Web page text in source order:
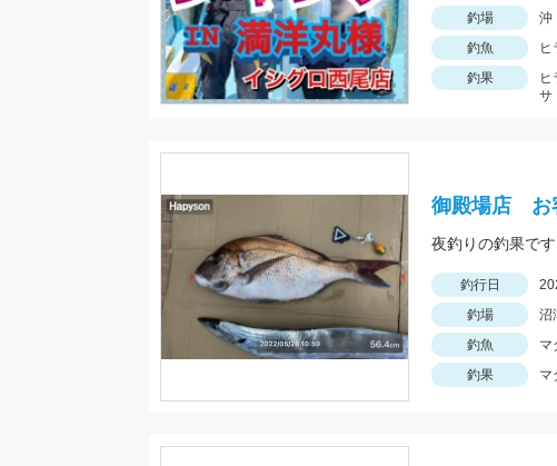
釣場
沖
釣魚
ヒ
釣果
ヒ
サ
御殿場店 お
釣行日
釣場
沼
釣魚
マ
釣果
マ